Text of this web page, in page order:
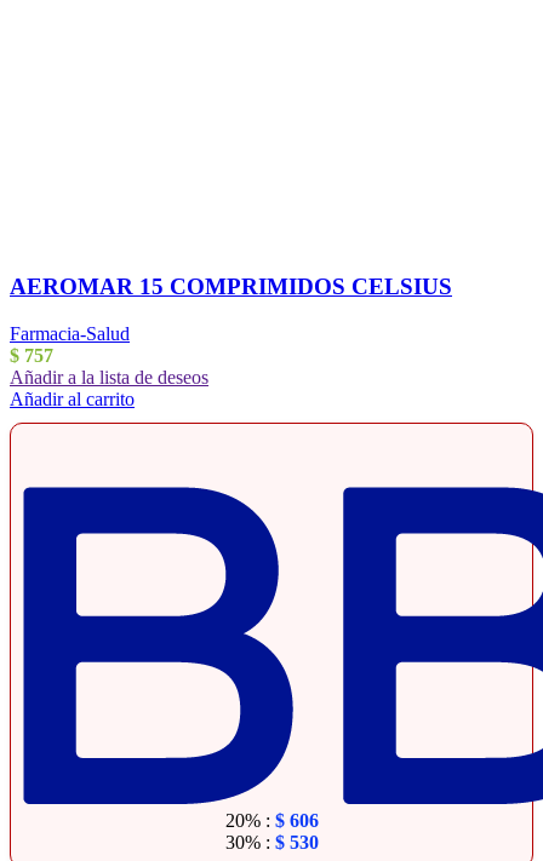
AEROMAR 15 COMPRIMIDOS CELSIUS
Farmacia-Salud
$ 757
Añadir a la lista de deseos
Añadir al carrito
20% : $606
30% : $530